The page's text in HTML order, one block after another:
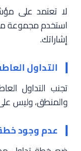
لا تعتمد على
استخدم مجموعة
إشاراتك.
التداول
تجنب التداول
والمنطق، وليس
عدم وجود